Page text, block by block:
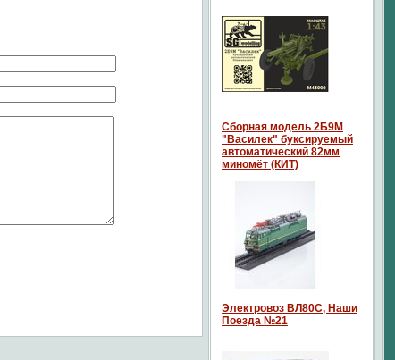
Сборная модель 2Б9М
"Василек" буксируемый
автоматический 82мм
миномёт (КИТ)
Электровоз ВЛ80С, Наши
Поезда №21